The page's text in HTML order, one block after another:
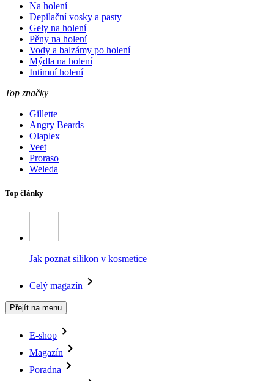
Na holení
Depilační vosky a pasty
Gely na holení
Pěny na holení
Vody a balzámy po holení
Mýdla na holení
Intimní holení
Top značky
Gillette
Angry Beards
Olaplex
Veet
Proraso
Weleda
Top články
Jak poznat silikon v kosmetice
Celý magazín
Přejít na menu
E-shop
Magazín
Poradna